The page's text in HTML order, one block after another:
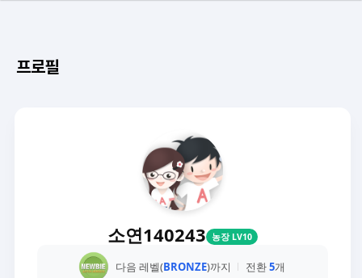
프로필
소연140243 농장 LV10
다음 레벨(BRONZE)까지 전환5개